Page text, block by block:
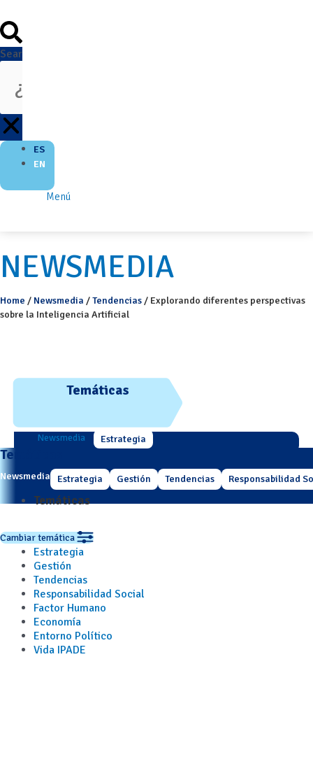
Search
ES
EN
Menú
NEWSMEDIA
Home / Newsmedia /Tendencias / Explorando diferentes perspectivas
sobre la Inteligencia Artificial
Temáticas
Newsmedia Estrategia
Temáticas
Newsmedia Estrategia Gestión Tendencias Responsabilidad
Temáticas
Cambiar temática
Estrategia
Gestión
Tendencias
Responsabilidad Social
Factor Humano
Economía
Entorno Político
Vida IPADE